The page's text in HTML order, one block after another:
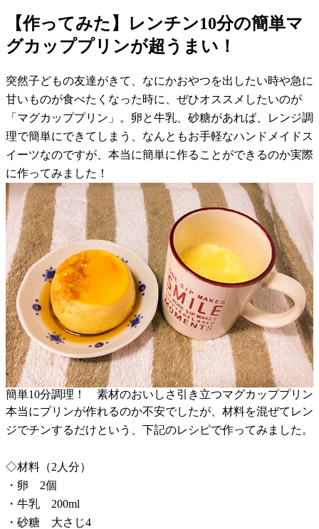
【作ってみた】レンチン10分の簡単マ
グカッププリンが超うまい！
突然子どもの友達がきて、なにかおやつを出したい時や急に
甘いものが食べたくなった時に、ぜひオススメしたいのが
「マグカッププリン」。卵と牛乳、砂糖があれば、レンジ調
理で簡単にできてしまう、なんともお手軽なハンドメイドス
イーツなのですが、本当に簡単に作ることができるのか実際
に作ってみました！
簡単10分調理！ 素材のおいしさ引き立つマグカッププリン
本当にプリンが作れるのか不安でしたが、材料を混ぜてレン
ジでチンするだけという、下記のレシピで作ってみました。
◇材料（2人分）
・卵 2個
・牛乳 200ml
・砂糖 大さじ4